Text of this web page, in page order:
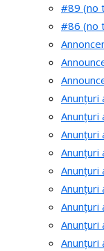
#89 (no
#86 (no
Anunțuri
Anunțuri
Anunțuri
Anunțuri
Anunțuri
Anunțuri
Anunțuri
Anunțuri
Anunțuri